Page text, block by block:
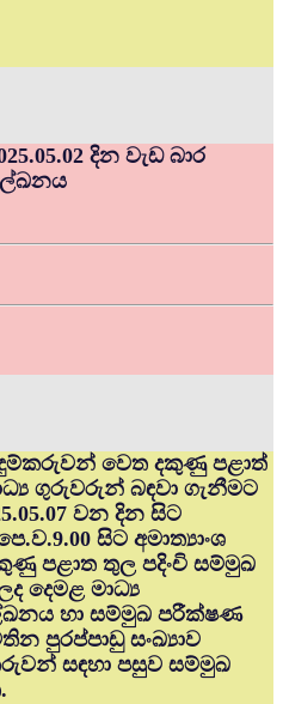
දින වැඩ බාර
වෙත දකුණු පළාත්
ගුරුවරුන් බඳවා ගැනීමට
වන දින සිට
සිට අමාත්‍යාංශ
පළාත තුල පදිංචි සම්මුඛ
දෙමළ මාධ්‍ය
හා සම්මුඛ පරීක්ෂණ
පුරප්පාඩු සංඛ්‍යාව
සඳහා පසුව සම්මුඛ